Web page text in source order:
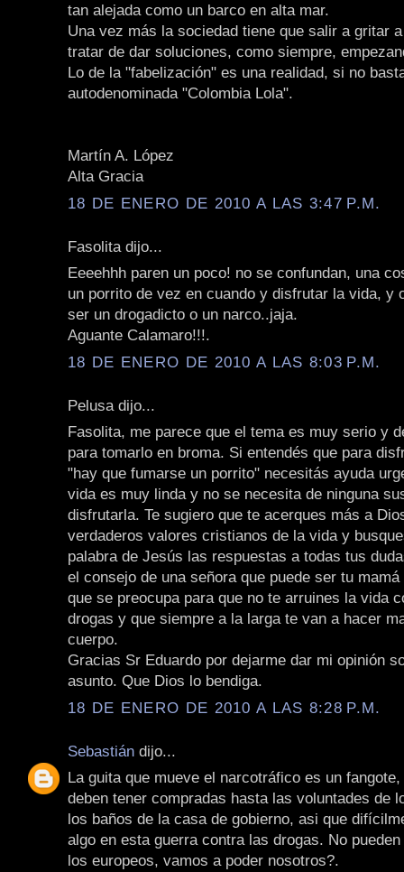
tan alejada como un barco en alta mar.
Una vez más la sociedad tiene que salir a gritar
tratar de dar soluciones, como siempre,
Lo de la "fabelización" es una realidad, si no
autodenominada "Colombia Lola".
Martín A. López
Alta Gracia
18 DE ENERO DE 2010 A LAS 3:47 P.M.
Fasolita dijo...
Eeeehhh paren un poco! no se confundan, una
un porrito de vez en cuando y disfrutar la vida, y
ser un drogadicto o un narco..jaja.
Aguante Calamaro!!!.
18 DE ENERO DE 2010 A LAS 8:03 P.M.
Pelusa dijo...
Fasolita, me parece que el tema es muy serio y
para tomarlo en broma. Si entendés que para
"hay que fumarse un porrito" necesitás ayuda
vida es muy linda y no se necesita de ninguna
disfrutarla. Te sugiero que te acerques más a
verdaderos valores cristianos de la vida y
palabra de Jesús las respuestas a todas tus
el consejo de una señora que puede ser tu
que se preocupa para que no te arruines la vida
drogas y que siempre a la larga te van a hacer
cuerpo.
Gracias Sr Eduardo por dejarme dar mi opinión
asunto. Que Dios lo bendiga.
18 DE ENERO DE 2010 A LAS 8:28 P.M.
Sebastián dijo...
La guita que mueve el narcotráfico es un
deben tener compradas hasta las voluntades de
los baños de la casa de gobierno, asi que
algo en esta guerra contra las drogas. No
los europeos, vamos a poder nosotros?.